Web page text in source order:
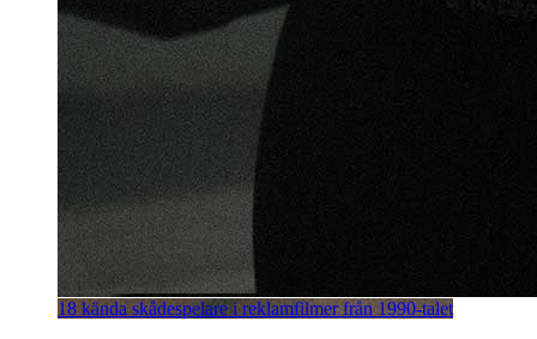
18 kända skådespelare i reklamfilmer från 1990-talet